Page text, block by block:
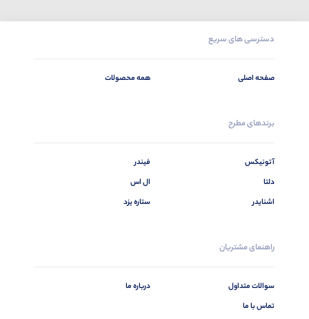
دسترسی های سریع
صفحه اصلی همه محصولات
برندهای مطرح
آتونیکس
دلتا
اشنایدر
فیندر
ال اس
ستاره یزد
راهنمای مشتریان
سوالات متداول
تماس با ما
درباره ما